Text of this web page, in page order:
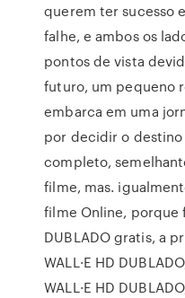
querem ter sucesso
falhe, e ambos os
pontos de vista
futuro, um pequeno
embarca em uma
por decidir o destino
completo,
filme, mas.
filme Online, porque
DUBLADO gratis, a
WALL·E HD
WALL·E HD